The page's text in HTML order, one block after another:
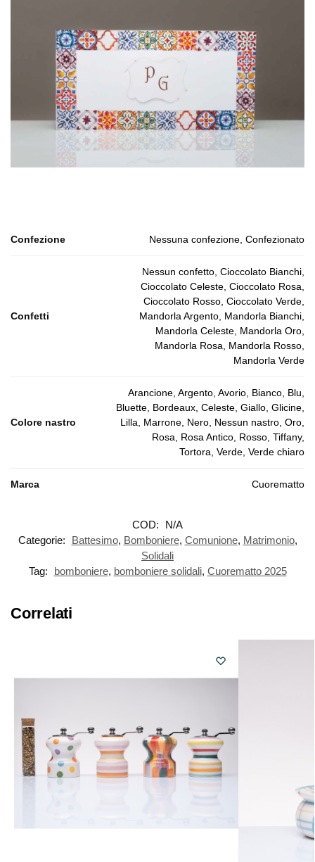
Confezione Nessuna confezione, Confezionato
Confetti
Nessun confetto, Cioccolato Bianchi,
Cioccolato Celeste, Cioccolato Rosa,
Cioccolato Rosso, Cioccolato Verde,
Mandorla Argento, Mandorla Bianchi,
Mandorla Celeste, Mandorla Oro,
Mandorla Rosa, Mandorla Rosso,
Mandorla Verde
Colore nastro
Arancione, Argento, Avorio, Bianco, Blu,
Bluette, Bordeaux, Celeste, Giallo, Glicine,
Lilla, Marrone, Nero, Nessun nastro, Oro,
Rosa, Rosa Antico, Rosso, Tiffany,
Tortora, Verde, Verde chiaro
Marca Cuorematto
COD:
N/A
Categorie:
Battesimo, Bomboniere, Comunione, Matrimonio,
Solidali
Tag:
bomboniere, bomboniere solidali, Cuorematto 2025
Correlati